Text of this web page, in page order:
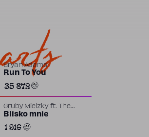
Bryan Adams
Run To You
35 872
Gruby Mielzkyft.
The
Returners
Blisko mnie
1 916